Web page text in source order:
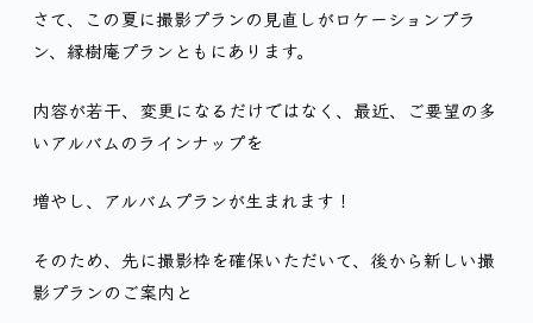
さて、この夏に撮影プランの見直しがロケーションプラ
ン、縁樹庵プランともにあります。
内容が若干、変更になるだけではなく、最近、ご要望の多
いアルバムのラインナップを
増やし、アルバムプランが生まれます！
そのため、先に撮影枠を確保いただいて、後から新しい撮
影プランのご案内と